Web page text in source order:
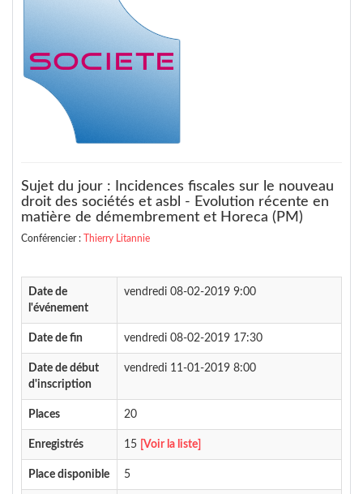
Sujet du jour : Incidences fiscales sur le nouveau
droit des sociétés et asbl - Evolution récente en
matière de démembrement et Horeca (PM)
Conférencier : Thierry Litannie
Date de
l'événement
vendredi 08-02-2019 9:00
Date de fin vendredi 08-02-2019 17:30
Date de début
d'inscription
vendredi 11-01-2019 8:00
Places 20
Enregistrés 15 [Voir la liste]
Place disponible 5